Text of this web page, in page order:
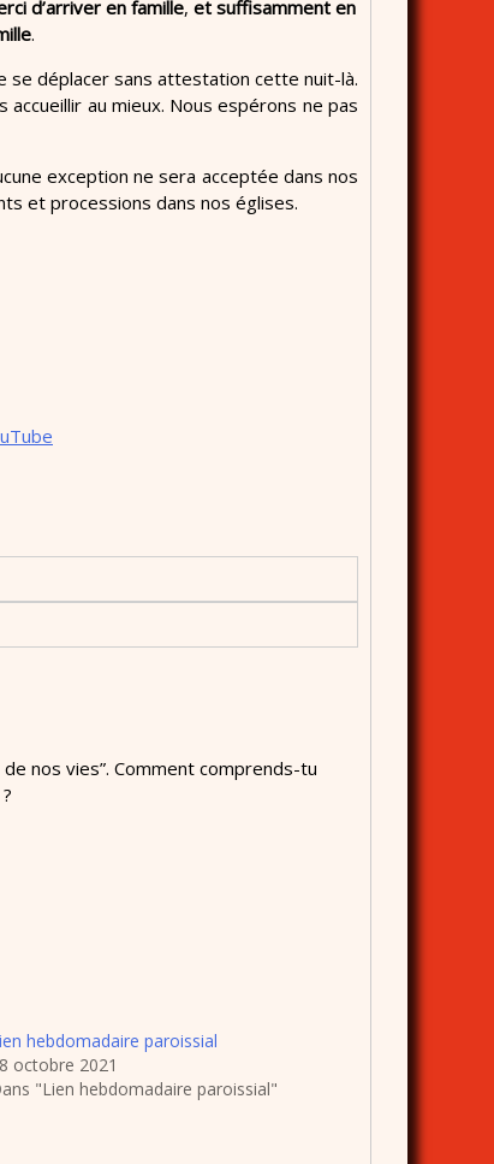
d’arriver en famille, et suffisamment en
.
se déplacer sans attestation cette nuit-là.
au mieux. Nous espérons ne pas
exception ne sera acceptée dans nos
et processions dans nos églises.
de nos vies”. Comment comprends-tu
hebdomadaire paroissial
octobre 2021
"Lien hebdomadaire paroissial"